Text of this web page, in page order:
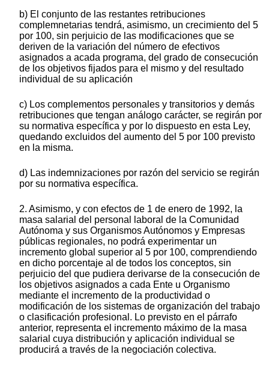
b) El conjunto de las restantes retribuciones
complemnetarias tendrá, asimismo, un crecimiento del 5
por 100, sin perjuicio de las modificaciones que se
deriven de la variación del número de efectivos
asignados a acada programa, del grado de consecución
de los objetivos fijados para el mismo y del resultado
individual de su aplicación
c) Los complementos personales y transitorios y demás
retribuciones que tengan análogo carácter, se regirán por
su normativa específica y por lo dispuesto en esta Ley,
quedando excluidos del aumento del 5 por 100 previsto
en la misma.
d) Las indemnizaciones por razón del servicio se regirán
por su normativa específica.
2. Asimismo, y con efectos de 1 de enero de 1992, la
masa salarial del personal laboral de la Comunidad
Autónoma y sus Organismos Autónomos y Empresas
públicas regionales, no podrá experimentar un
incremento global superior al 5 por 100, comprendiendo
en dicho porcentaje al de todos los conceptos, sin
perjuicio del que pudiera derivarse de la consecución de
los objetivos asignados a cada Ente u Organismo
mediante el incremento de la productividad o
modificación de los sistemas de organización del trabajo
o clasificación profesional. Lo previsto en el párrafo
anterior, representa el incremento máximo de la masa
salarial cuya distribución y aplicación individual se
producirá a través de la negociación colectiva.